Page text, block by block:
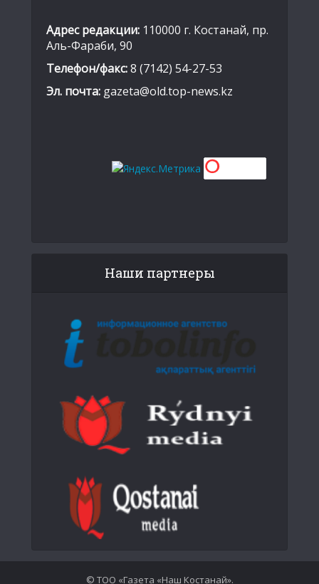
Адрес редакции: 110000 г. Костанай, пр.
Аль-Фараби, 90
Телефон/факс:8 (7142) 54-27-53
Эл. почта: gazeta@old.top-news.kz
Наши партнеры
© ТОО «Газета «Наш Костанай».